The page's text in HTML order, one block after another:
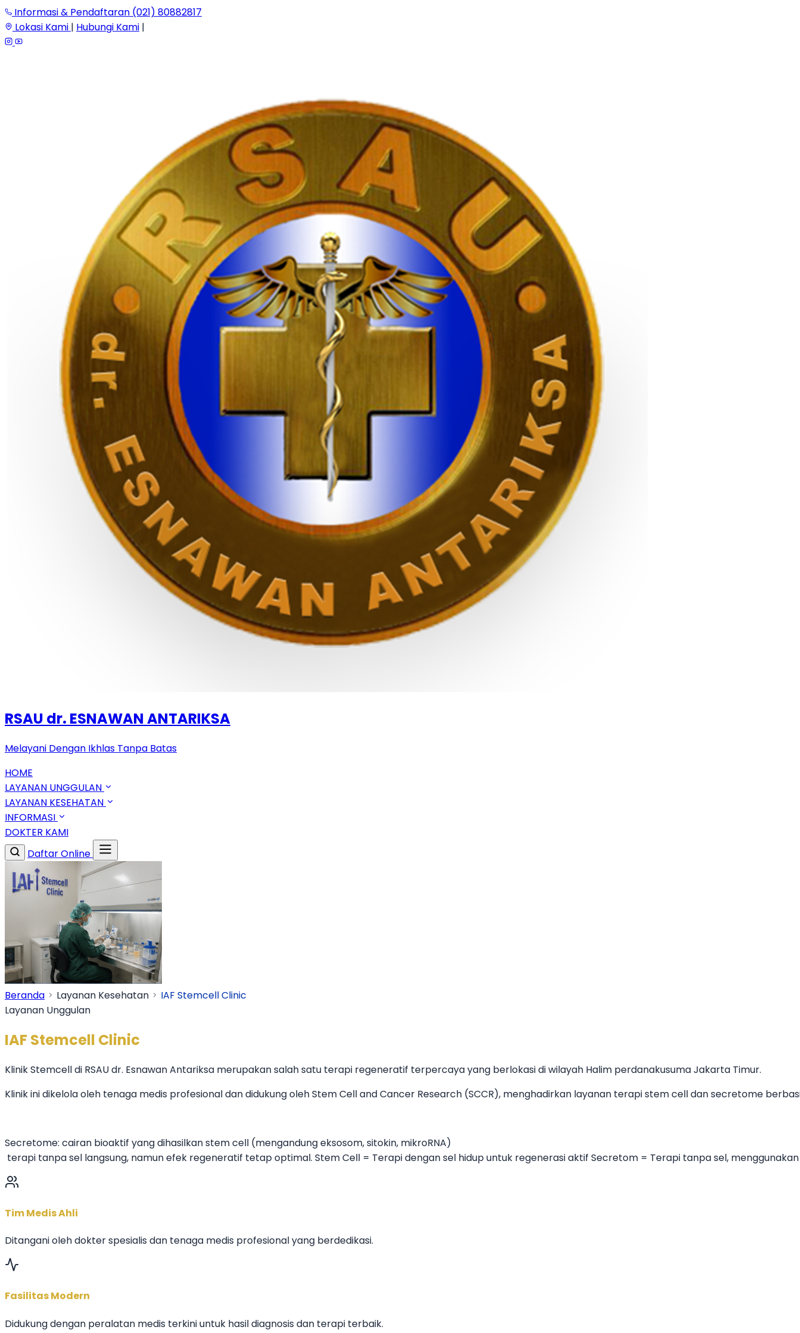
Informasi & Pendaftaran (021) 80882817
Lokasi Kami | Hubungi Kami |
RSAU dr. ESNAWAN ANTARIKSA
Melayani Dengan Ikhlas Tanpa Batas
HOME
LAYANAN UNGGULAN
LAYANAN KESEHATAN
INFORMASI
DOKTER KAMI
Daftar Online
Beranda Layanan Kesehatan
IAF Stemcell Clinic
Layanan Unggulan
IAF Stemcell Clinic
Klinik Stemcell di RSAU dr. Esnawan Antariksa merupakan salah satu terapi regeneratif terpercaya yang berlokasi di wilayah Halim perdanakusuma Jakarta Timur.
Klinik ini dikelola oleh tenaga medis profesional dan didukung oleh Stem Cell and Cancer Research (SCCR), menghadirkan layanan terapi stem cell dan secretome
Secretome: cairan bioaktif yang dihasilkan stem cell (mengandung eksosom, sitokin, mikroRNA)
terapi tanpa sel langsung, namun efek regeneratif tetap optimal. Stem Cell = Terapi dengan sel hidup untuk regenerasi aktif Secretom = Terapi tanpa sel,
Tim Medis Ahli
Ditangani oleh dokter spesialis dan tenaga medis profesional yang berdedikasi.
Fasilitas Modern
Didukung dengan peralatan medis terkini untuk hasil diagnosis dan terapi terbaik.